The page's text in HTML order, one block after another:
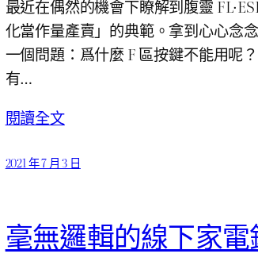
最近在偶然的機會下瞭解到腹靈
化當作量產賣」的典範。拿到心心念
一個問題：爲什麼 F 區按鍵不能用呢
有…
閱讀全文
2021 年 7 月 3 日
毫無邏輯的線下家電